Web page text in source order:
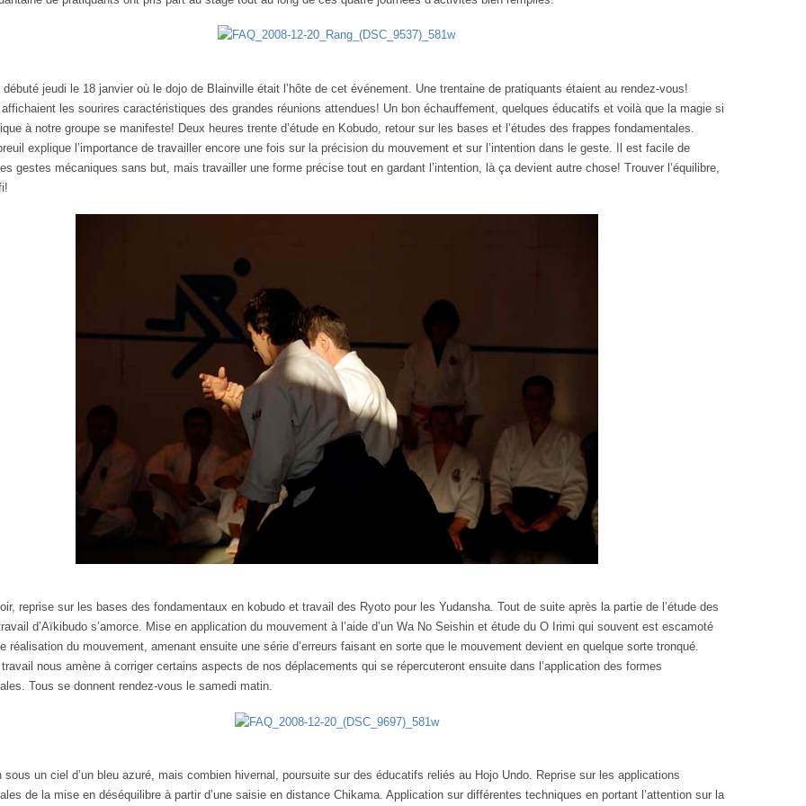
jeudi le 18 janvier où le dojo de Blainville était l’hôte de cet événement. Une trentaine de pratiquants étaient au rendez-vous!
les sourires caractéristiques des grandes réunions attendues! Un bon échauffement, quelques éducatifs et voilà que la magie si
à notre groupe se manifeste! Deux heures trente d’étude en Kobudo, retour sur les bases et l’études des frappes fondamentales.
explique l’importance de travailler encore une fois sur la précision du mouvement et sur l’intention dans le geste. Il est facile de
gestes mécaniques sans but, mais travailler une forme précise tout en gardant l’intention, là ça devient autre chose! Trouver l’équilibre,
reprise sur les bases des fondamentaux en kobudo et travail des Ryoto pour les Yudansha. Tout de suite après la partie de l’étude des
d’Aïkibudo s’amorce. Mise en application du mouvement à l’aide d’un Wa No Seishin et étude du O Irimi qui souvent est escamoté
réalisation du mouvement, amenant ensuite une série d’erreurs faisant en sorte que le mouvement devient en quelque sorte tronqué.
nous amène à corriger certains aspects de nos déplacements qui se répercuteront ensuite dans l’application des formes
Tous se donnent rendez-vous le samedi matin.
sous un ciel d’un bleu azuré, mais combien hivernal, poursuite sur des éducatifs reliés au Hojo Undo. Reprise sur les applications
de la mise en déséquilibre à partir d’une saisie en distance Chikama. Application sur différentes techniques en portant l’attention sur la